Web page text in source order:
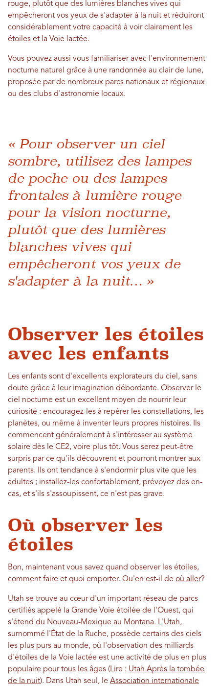
rouge, plutôt que des lumières blanches vives qui
empêcheront vos yeux de s'adapter à la nuit et réduiront
considérablement votre capacité à voir clairement les
étoiles et la Voie lactée.
Vous pouvez aussi vous familiariser avec l'environnement
nocturne naturel grâce à une randonnée au clair de lune,
proposée par de nombreux parcs nationaux et régionaux
ou des clubs d'astronomie locaux.
« Pour observer un ciel
sombre, utilisez des lampes
de poche ou des lampes
frontales à lumière rouge
pour la vision nocturne,
plutôt que des lumières
blanches vives qui
empêcheront vos yeux de
s'adapter à la nuit… »
Observer les étoiles
avec les enfants
Les enfants sont d'excellents explorateurs du ciel, sans
doute grâce à leur imagination débordante. Observer le
ciel nocturne est un excellent moyen de nourrir leur
curiosité : encouragez-les à repérer les constellations, les
planètes, ou même à inventer leurs propres histoires. Ils
commencent généralement à s'intéresser au système
solaire dès le CE2, voire plus tôt. Vous serez peut-être
surpris par ce qu'ils découvrent et pourront montrer aux
parents. Ils ont tendance à s'endormir plus vite que les
adultes ; installez-les confortablement, prévoyez des en-
cas, et s'ils s'assoupissent, ce n'est pas grave.
Où observer les
étoiles
Bon, maintenant vous savez quand observer les étoiles,
comment faire et quoi emporter. Qu'en est-il de où aller?
Utah se trouve au cœur d'un important réseau de parcs
certifiés appelé la Grande Voie étoilée de l'Ouest, qui
s'étend du Nouveau-Mexique au Montana. L'Utah,
surnommé l'État de la Ruche, possède certains des ciels
les plus purs au monde, où l'observation des milliards
d'étoiles de la Voie lactée est une activité de plus en plus
populaire pour tous les âges (Lire : Utah Après la tombée
de la nuit). Dans Utah seul, le Association internationale